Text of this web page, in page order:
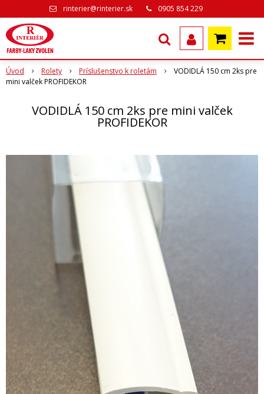
rinterier@rinterier.sk 0905 854 229
Úvod Rolety Príslušenstvo k roletám
VODIDLÁ 150 cm 2ks pre
mini valček PROFIDEKOR
VODIDLÁ 150 cm 2ks pre mini valček
PROFIDEKOR